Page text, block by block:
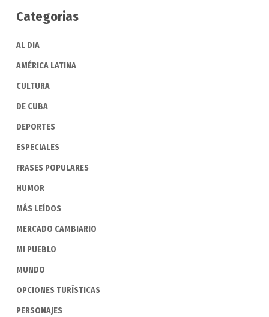
Categorias
AL DIA
AMÉRICA LATINA
CULTURA
DE CUBA
DEPORTES
ESPECIALES
FRASES POPULARES
HUMOR
MÁS LEÍDOS
MERCADO CAMBIARIO
MI PUEBLO
MUNDO
OPCIONES TURÍSTICAS
PERSONAJES